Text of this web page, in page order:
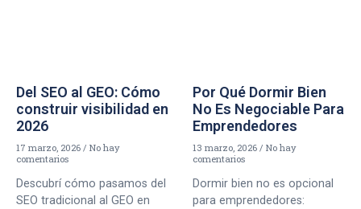
Del SEO al GEO: Cómo
construir visibilidad en
2026
17 marzo, 2026
No hay
comentarios
Descubrí cómo pasamos del
SEO tradicional al GEO en
Por Qué Dormir Bien
No Es Negociable Para
Emprendedores
13 marzo, 2026
No hay
comentarios
Dormir bien no es opcional
para emprendedores: